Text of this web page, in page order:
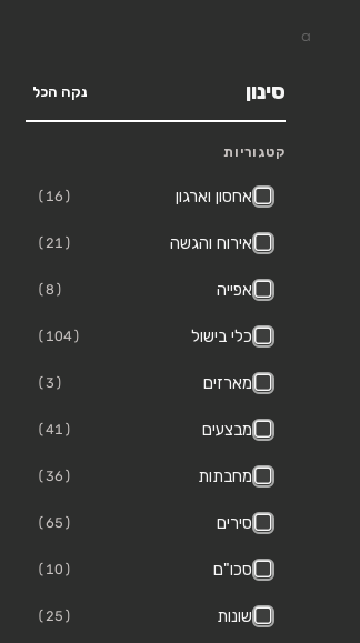
a
סינון נקה הכל
קטגוריות
אחסון וארגון (16)
אירוח והגשה (21)
אפייה (8)
כלי בישול (104)
מארזים (3)
מבצעים (41)
מחבתות (36)
סירים (65)
סכו"ם (10)
שונות (25)